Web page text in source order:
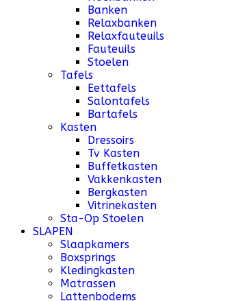
Banken
Relaxbanken
Relaxfauteuils
Fauteuils
Stoelen
Tafels
Eettafels
Salontafels
Bartafels
Kasten
Dressoirs
Tv Kasten
Buffetkasten
Vakkenkasten
Bergkasten
Vitrinekasten
Sta-Op Stoelen
SLAPEN
Slaapkamers
Boxsprings
Kledingkasten
Matrassen
Lattenbodems